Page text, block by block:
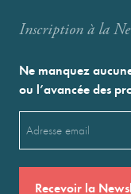
Inscription à la
Ne manquez
ou l’avancée des
(Nécessaire)